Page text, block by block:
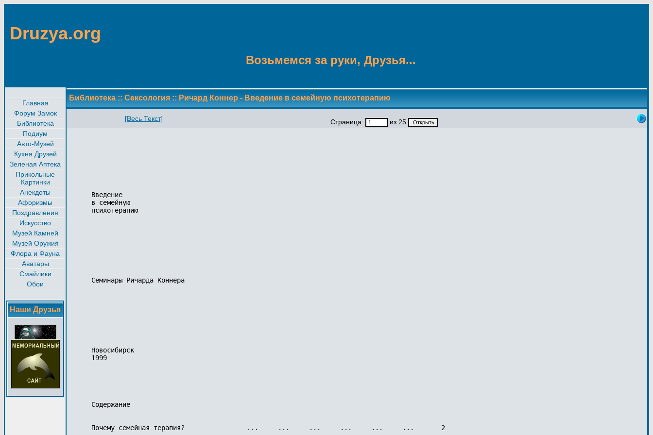
Druzya.org
Возьмемся за руки, Друзья...
Главная
Форум Замок
Библиотека
Подиум
Авто-Музей
Кухня Друзей
Зеленая Аптека
Прикольные
Картинки
Анекдоты
Афоризмы
Поздравления
Искусство
Музей Камней
Музей Оружия
Флора и Фауна
Аватары
Смайлики
Обои
Наши Друзья
Библиотека :: Сексология :: Ричард Коннер - Введение в семейную психотерапию
[Весь Текст] Страница: из 25
Введение
в семейную
психотерапию
Семинары Ричарда Коннера
Новосибирск
1999
Содержание
Почему семейная терапия?		...	...	...	...	...	...	  2